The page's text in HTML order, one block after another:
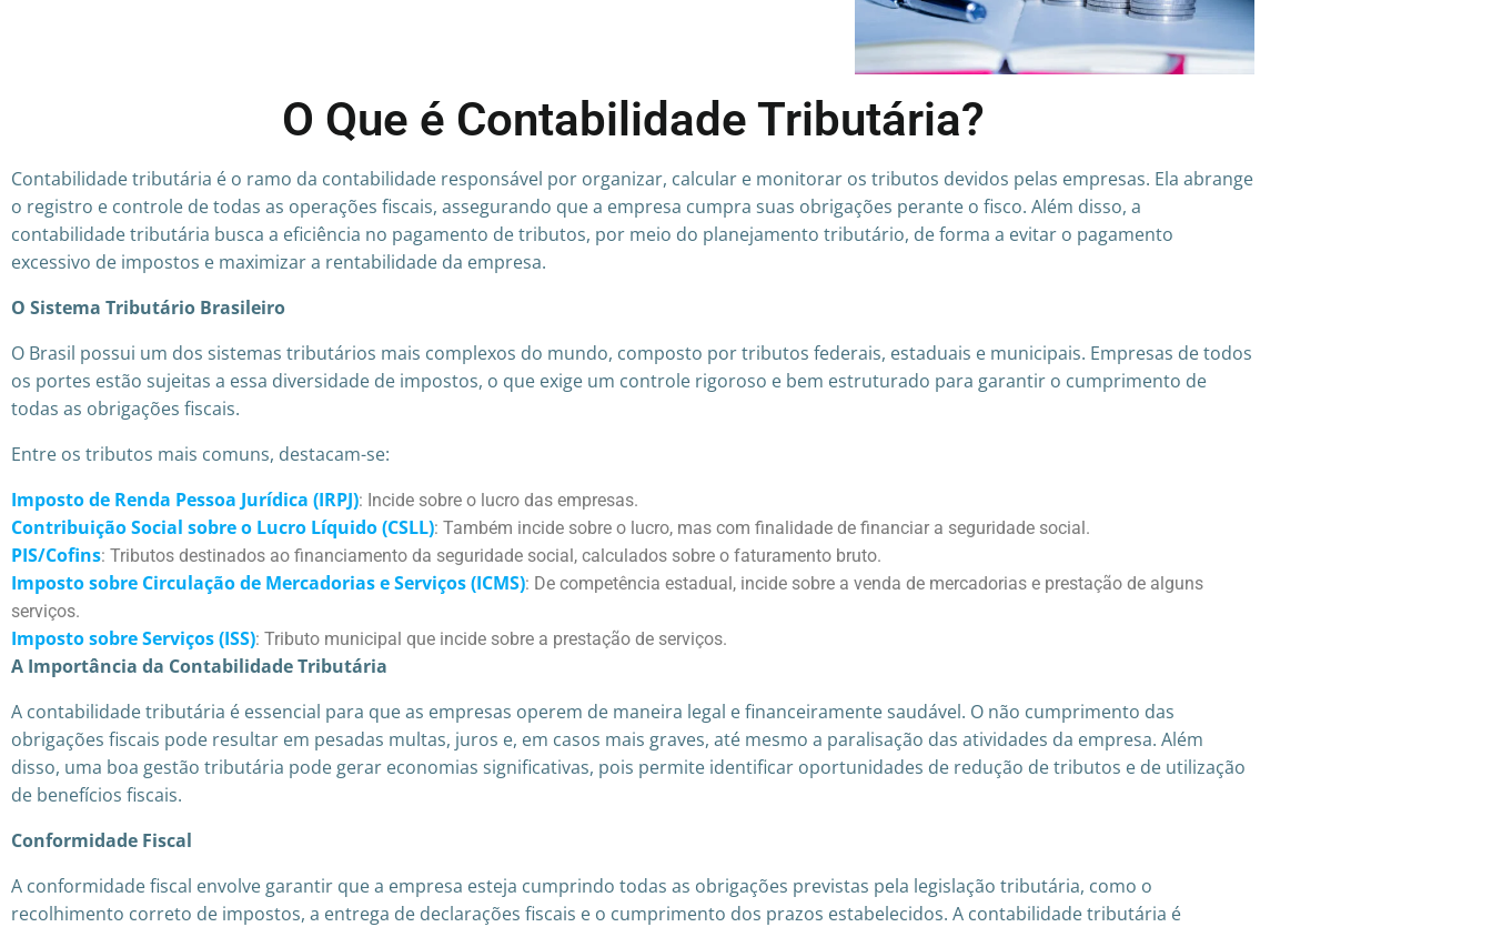
O Que é Contabilidade Tributária?
Contabilidade tributária é o ramo da contabilidade responsável por organizar, calcular e monitorar os tributos devidos pelas empresas. Ela abrange
o registro e controle de todas as operações fiscais, assegurando que a empresa cumpra suas obrigações perante o fisco. Além disso, a
contabilidade tributária busca a eficiência no pagamento de tributos, por meio do planejamento tributário, de forma a evitar o pagamento
excessivo de impostos e maximizar a rentabilidade da empresa.
O Sistema Tributário Brasileiro
O Brasil possui um dos sistemas tributários mais complexos do mundo, composto por tributos federais, estaduais e municipais. Empresas de todos
os portes estão sujeitas a essa diversidade de impostos, o que exige um controle rigoroso e bem estruturado para garantir o cumprimento de
todas as obrigações fiscais.
Entre os tributos mais comuns, destacam-se:
Imposto de Renda Pessoa Jurídica (IRPJ): Incide sobre o lucro das empresas.
Contribuição Social sobre o Lucro Líquido (CSLL): Também incide sobre o lucro, mas com finalidade de financiar a seguridade social.
PIS/Cofins: Tributos destinados ao financiamento da seguridade social, calculados sobre o faturamento bruto.
Imposto sobre Circulação de Mercadorias e Serviços (ICMS): De competência estadual, incide sobre a venda de mercadorias e prestação de alguns
serviços.
Imposto sobre Serviços (ISS): Tributo municipal que incide sobre a prestação de serviços.
A Importância da Contabilidade Tributária
A contabilidade tributária é essencial para que as empresas operem de maneira legal e financeiramente saudável. O não cumprimento das
obrigações fiscais pode resultar em pesadas multas, juros e, em casos mais graves, até mesmo a paralisação das atividades da empresa. Além
disso, uma boa gestão tributária pode gerar economias significativas, pois permite identificar oportunidades de redução de tributos e de utilização
de benefícios fiscais.
Conformidade Fiscal
A conformidade fiscal envolve garantir que a empresa esteja cumprindo todas as obrigações previstas pela legislação tributária, como o
recolhimento correto de impostos, a entrega de declarações fiscais e o cumprimento dos prazos estabelecidos. A contabilidade tributária é